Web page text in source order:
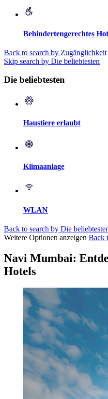
Behindertengerechtes
Back to search by Zugänglichkeit
Skip search by Die beliebtesten
Die beliebtesten
Haustiere erlaubt
Klimaanlage
WLAN
Back to search by Die
Weitere Optionen anzeigen Back
Navi Mumbai:
Hotels